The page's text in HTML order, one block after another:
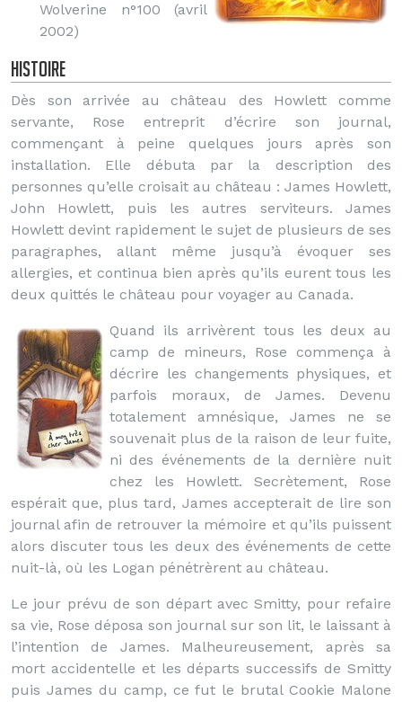
Wolverine n°100 (avril
2002)
Histoire
Dès son arrivée au château des Howlett comme
servante, Rose entreprit d’écrire son journal,
commençant à peine quelques jours après son
installation. Elle débuta par la description des
personnes qu’elle croisait au château : James Howlett,
John Howlett, puis les autres serviteurs. James
Howlett devint rapidement le sujet de plusieurs de ses
paragraphes, allant même jusqu’à évoquer ses
allergies, et continua bien après qu’ils eurent tous les
deux quittés le château pour voyager au Canada.
Quand ils arrivèrent tous les deux au
camp de mineurs, Rose commença à
décrire les changements physiques, et
parfois moraux, de James. Devenu
totalement amnésique, James ne se
souvenait plus de la raison de leur fuite,
ni des événements de la dernière nuit
chez les Howlett. Secrètement, Rose
espérait que, plus tard, James accepterait de lire son
journal afin de retrouver la mémoire et qu’ils puissent
alors discuter tous les deux des événements de cette
nuit-là, où les Logan pénétrèrent au château.
Le jour prévu de son départ avec Smitty, pour refaire
sa vie, Rose déposa son journal sur son lit, le laissant à
l’intention de James. Malheureusement, après sa
mort accidentelle et les départs successifs de Smitty
puis James du camp, ce fut le brutal Cookie Malone